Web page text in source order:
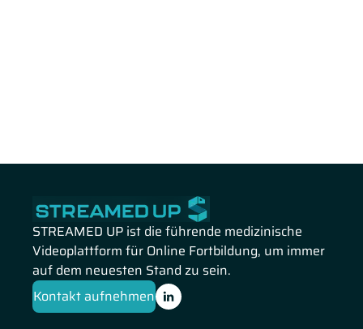
STREAMED UP ist die führende medizinische
Videoplattform für Online Fortbildung, um immer
auf dem neuesten Stand zu sein.
Kontakt aufnehmen